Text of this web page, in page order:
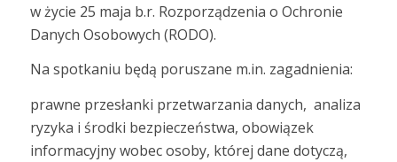
w życie 25 maja b.r. Rozporządzenia o Ochronie
Danych Osobowych (RODO).
Na spotkaniu będą poruszane m.in. zagadnienia:
prawne przesłanki przetwarzania danych, analiza
ryzyka i środki bezpieczeństwa, obowiązek
informacyjny wobec osoby, której dane dotyczą,